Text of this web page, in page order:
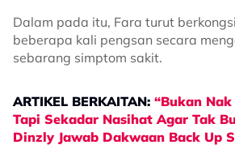
Dalam pada itu, Fara turut
beberapa kali pengsan secara
sebarang simptom sakit.
ARTIKEL BERKAITAN: “Bukan
Tapi Sekadar Nasihat Agar Tak
Dinzly Jawab Dakwaan Back Up